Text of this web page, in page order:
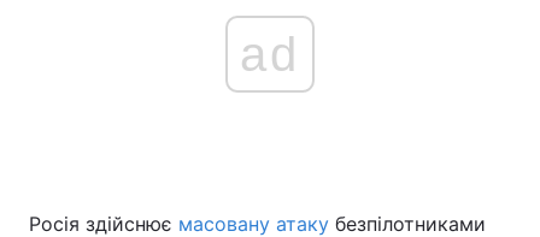
ad
Росія здійснює масовану атаку безпілотниками